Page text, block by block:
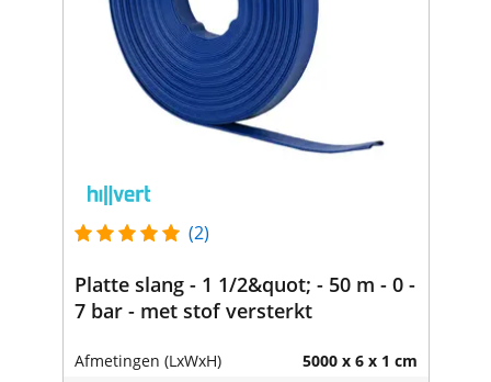
(2)
Platte slang - 1 1/2&quot; - 50 m - 0 -
7 bar - met stof versterkt
Afmetingen (LxWxH) 5000 x 6 x 1 cm